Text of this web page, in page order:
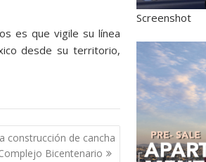
es que vigile su línea
desde su territorio,
construcción de cancha
Bicentenario
Screenshot